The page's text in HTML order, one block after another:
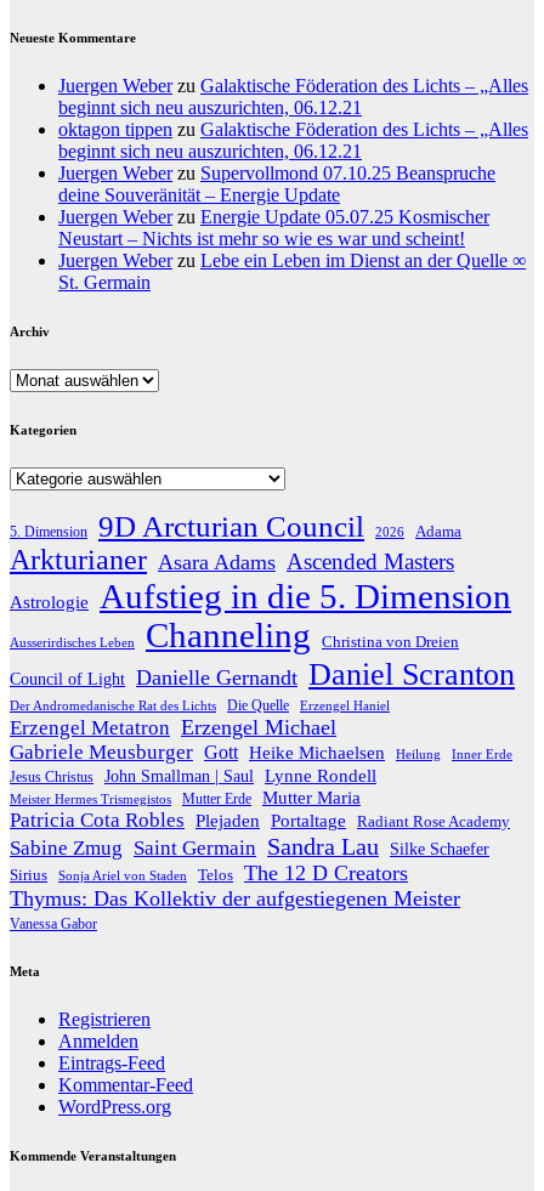
Neueste Kommentare
Juergen Weberzu Galaktische Föderation des Lichts – „Alles
beginnt sich neu auszurichten, 06.12.21
oktagon tippen zu Galaktische Föderation des Lichts – „Alles
beginnt sich neu auszurichten, 06.12.21
Juergen Weberzu Supervollmond 07.10.25 Beanspruche
deine Souveränität – Energie Update
Juergen Weberzu Energie Update 05.07.25 Kosmischer
Neustart – Nichts ist mehr so wie es war und scheint!
Juergen Weberzu Lebe ein Leben im Dienst an der Quelle ∞
St. Germain
Archiv
Archiv
Kategorien
Kategorien
5. Dimension 9D Arcturian Council 2026 Adama
Arkturianer Asara Adams Ascended Masters
Astrologie Aufstieg in die 5. Dimension
Ausserirdisches Leben Channeling Christina von Dreien
Council of Light Danielle Gernandt Daniel Scranton
Der Andromedanische Rat des Lichts Die Quelle Erzengel Haniel
Erzengel Metatron Erzengel Michael
Gabriele Meusburger Gott Heike Michaelsen Heilung Inner Erde
Jesus Christus John Smallman | Saul Lynne Rondell
Meister Hermes Trismegistos Mutter Erde Mutter Maria
Patricia Cota Robles Plejaden Portaltage Radiant Rose Academy
Sabine Zmug Saint Germain Sandra Lau Silke Schaefer
Sirius Sonja Ariel von Staden Telos The 12 D Creators
Thymus: Das Kollektiv der aufgestiegenen Meister
Vanessa Gabor
Meta
Registrieren
Anmelden
Eintrags-Feed
Kommentar-Feed
WordPress.org
Kommende Veranstaltungen